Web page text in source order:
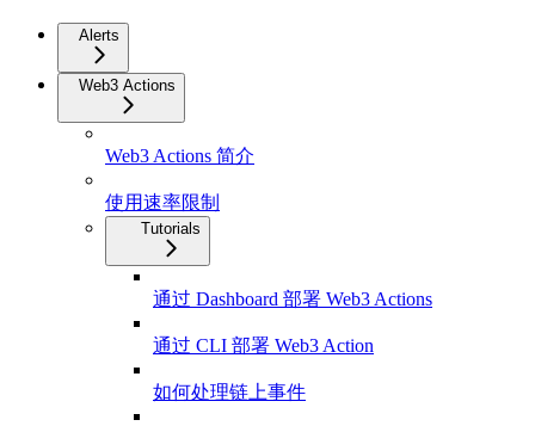
Alerts
Web3 Actions
Web3 Actions 简介
使用速率限制
Tutorials
通过 Dashboard 部署 Web3 Actions
通过 CLI 部署 Web3 Action
如何处理链上事件